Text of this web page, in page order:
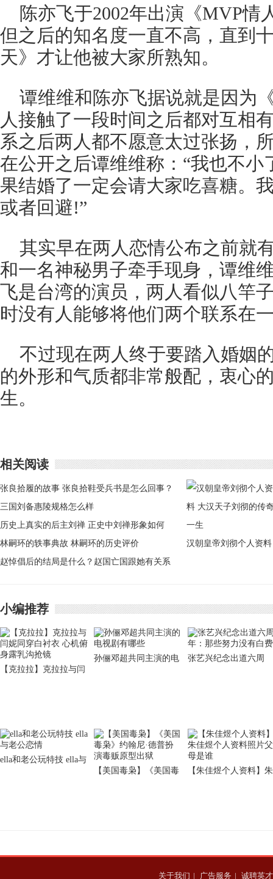
陈亦飞于2002年出演《MVP情
但之后的知名度一直不高，直到
天》才让他被大家所熟知。
谭维维和陈亦飞据说就是因为
人接触了一段时间之后都对互相
系之后两人都不愿意太过张扬，
在公开之后谭维维称：“我也不小
果结婚了一定会请大家吃喜糖。
或者回避!”
其实早在两人恋情公布之前就
和一名神秘男子牵手现身，谭维
飞是台湾的演员，两人看似八竿
时没有人能够将他们两个联系在
不过现在两人终于要踏入婚姻
的外形和气质都非常般配，衷心
生。
相关阅读
张良拾履的故事 张良拾鞋受兵书是怎么回事？
三国刘备惠陵规格怎么样
历史上真实的后主刘禅 正史中刘禅形象如何
林嗣环的轶事典故 林嗣环的历史评价
赵悼倡后的结局是什么？赵国亡国跟她有关系
汉朝皇帝刘彻个人资料
小编推荐
【克拉拉】克拉拉与闫
孙俪邓超共同主演的电
张艺兴纪念出道六周
ella和老公玩特技 ella与
【美国毒枭】《美国毒
【朱佳煜个人资料】朱
关于我们 | 广告服务 | 诚聘英才